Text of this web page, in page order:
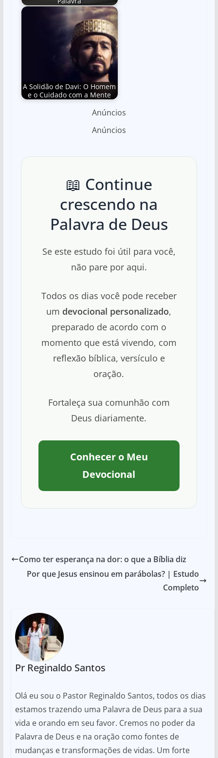
A Solidão de Davi: O Homem
e o Cuidado com a Mente
Anúncios
Anúncios
📖 Continue
crescendo na
Palavra de Deus
Se este estudo foi útil para você,
não pare por aqui.
Todos os dias você pode receber
um devocional personalizado,
preparado de acordo com o
momento que está vivendo, com
reflexão bíblica, versículo e
oração.
Fortaleça sua comunhão com
Deus diariamente.
Conhecer o Meu
Devocional
Como ter esperança na dor: o que a Bíblia diz
Por que Jesus ensinou em parábolas? | Estudo
Completo
Pr Reginaldo Santos
Olá eu sou o Pastor Reginaldo Santos, todos os dias
estamos trazendo uma Palavra de Deus para a sua
vida e orando em seu favor. Cremos no poder da
Palavra de Deus e na oração como fontes de
mudanças e transformações de vidas. Um forte